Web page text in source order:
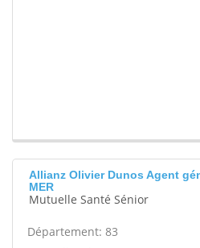
Allianz Olivier Dunos Agent
MER
Mutuelle Santé Sénior
Département: 83